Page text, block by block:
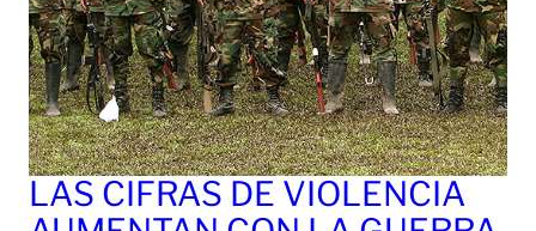
LAS CIFRAS DE VIOLENCIA